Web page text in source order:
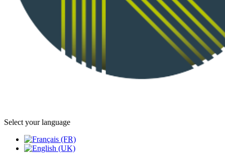
Select your language